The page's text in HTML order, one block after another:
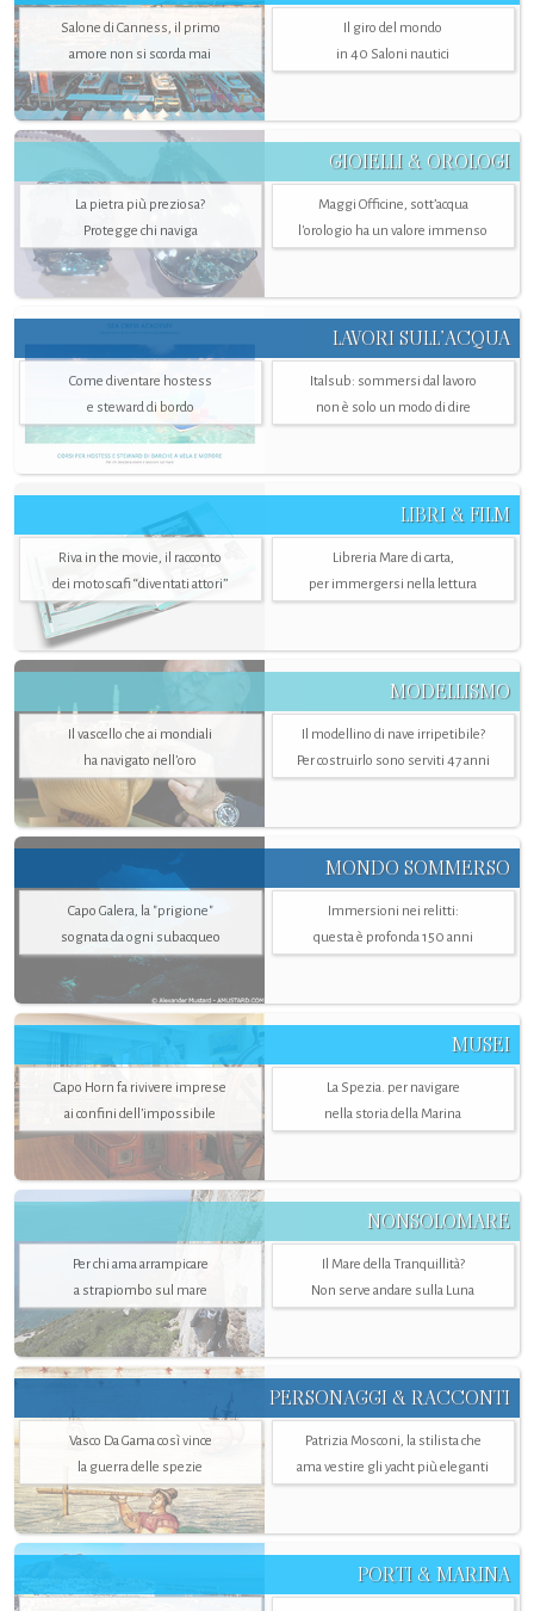
Salone di Canness, il primo
amore non si scorda mai
Il giro del mondo
in 40 Saloni nautici
GIOIELLI & OROLOGI
La pietra più preziosa?
Protegge chi naviga
Maggi Officine, sott’acqua
l'orologio ha un valore immenso
LAVORI SULL’ACQUA
Come diventare hostess
e steward di bordo
Italsub: sommersi dal lavoro
non è solo un modo di dire
LIBRI & FILM
Riva in the movie, il racconto
dei motoscafi “diventati attori”
Libreria Mare di carta,
per immergersi nella lettura
MODELLISMO
Il vascello che ai mondiali
ha navigato nell’oro
Il modellino di nave irripetibile?
Per costruirlo sono serviti 47 anni
MONDO SOMMERSO
Capo Galera, la "prigione"
sognata da ogni subacqueo
Immersioni nei relitti:
questa è profonda 150 anni
MUSEI
Capo Horn fa rivivere imprese
ai confini dell’impossibile
La Spezia. per navigare
nella storia della Marina
NONSOLOMARE
Per chi ama arrampicare
a strapiombo sul mare
Il Mare della Tranquillità?
Non serve andare sulla Luna
PERSONAGGI & RACCONTI
Vasco Da Gama così vince
la guerra delle spezie
Patrizia Mosconi, la stilista che
ama vestire gli yacht più eleganti
PORTI & MARINA